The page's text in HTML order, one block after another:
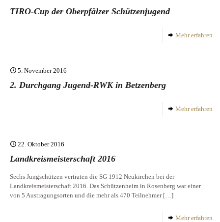
TIRO-Cup der Oberpfälzer Schützenjugend
Mehr erfahren
5. November 2016
2. Durchgang Jugend-RWK in Betzenberg
Mehr erfahren
22. Oktober 2016
Landkreismeisterschaft 2016
Sechs Jungschützen vertraten die SG 1912 Neukirchen bei der
Landkreismeisterschaft 2016. Das Schützenheim in Rosenberg war einer
von 5 Austragungsorten und die mehr als 470 Teilnehmer[…]
Mehr erfahren